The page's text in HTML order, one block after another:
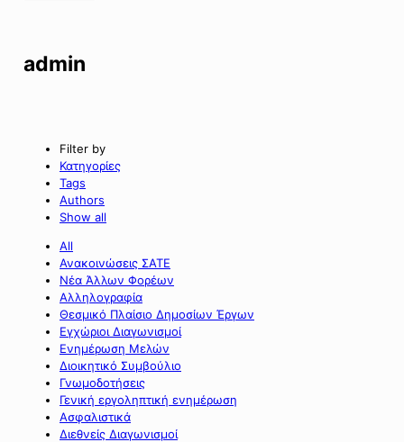
admin
Filter by
Κατηγορίες
Tags
Authors
Show all
All
Ανακοινώσεις ΣΑΤΕ
Νέα Άλλων Φορέων
Αλληλογραφία
Θεσμικό Πλαίσιο Δημοσίων Έργων
Εγχώριοι Διαγωνισμοί
Ενημέρωση Μελών
Διοικητικό Συμβούλιο
Γνωμοδοτήσεις
Γενική εργοληπτική ενημέρωση
Ασφαλιστικά
Διεθνείς Διαγωνισμοί